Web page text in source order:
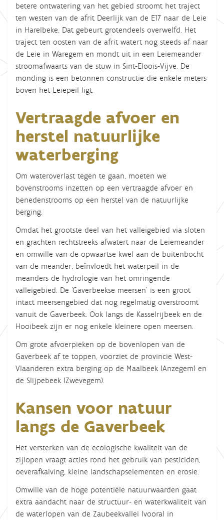
betere ontwatering van het gebied stroomt het traject
ten westen van de afrit Deerlijk van de E17 naar de Leie
in Harelbeke. Dat gebeurt grotendeels overwelfd. Het
traject ten oosten van de afrit watert nog steeds af naar
de Leie in Waregem en mondt uit in een Leiemeander
stroomafwaarts van de stuw in Sint-Eloois-Vijve. De
monding is een betonnen constructie die enkele meters
boven het Leiepeil ligt.
Vertraagde afvoer en
herstel natuurlijke
waterberging
Om wateroverlast tegen te gaan, moeten we
bovenstrooms inzetten op een vertraagde afvoer en
benedenstrooms op een herstel van de natuurlijke
berging.
Omdat het grootste deel van het valleigebied via sloten
en grachten rechtstreeks afwatert naar de Leiemeander
en omwille van de opwaartse kwel aan de buitenbocht
van de meander, beïnvloedt het waterpeil in de
meanders de hydrologie van het omringende
valleigebied. De 'Gaverbeekse meersen' is een groot
intact meersengebied dat nog regelmatig overstroomt
vanuit de Gaverbeek. Ook langs de Kasselrijbeek en de
Hooibeek zijn er nog enkele kleinere open meersen.
Om grote afvoerpieken op de bovenlopen van de
Gaverbeek af te toppen, voorziet de provincie West-
Vlaanderen extra berging op de Maalbeek (Anzegem) en
de Slijpebeek (Zwevegem).
Kansen voor natuur
langs de Gaverbeek
Het versterken van de ecologische kwaliteit van de
zijlopen vraagt acties rond het gebruik van pesticiden,
oeverafkalving, kleine landschapselementen en erosie.
Omwille van de hoge potentiële natuurwaarden gaat
extra aandacht naar de structuur- en waterkwaliteit van
de waterlopen van de Zaubeekvallei (vooral in